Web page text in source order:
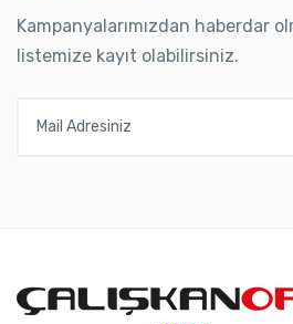
Kampanyalarımızdan haberdar
listemize kayıt olabilirsiniz.